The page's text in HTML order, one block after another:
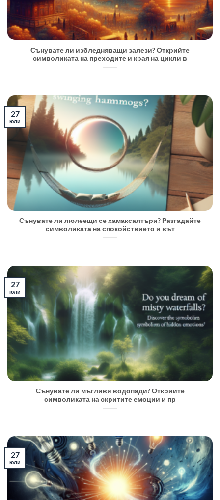
Сънувате ли избледняващи залези? Открийте
символиката на преходите и края на цикли в
Сънувате ли люлеещи се хамаксалтъри? Разгадайте
символиката на спокойствието и вът
27
юли
Сънувате ли мъгливи водопади? Открийте
символиката на скритите емоции и пр
27
юли
27
юли